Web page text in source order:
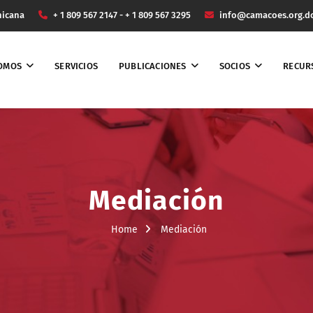
+ 1 809 567 2147 - + 1 809 567 3295
SERVICIOS PUBLICACIONES SOCIOS
Mediación
Home Mediación